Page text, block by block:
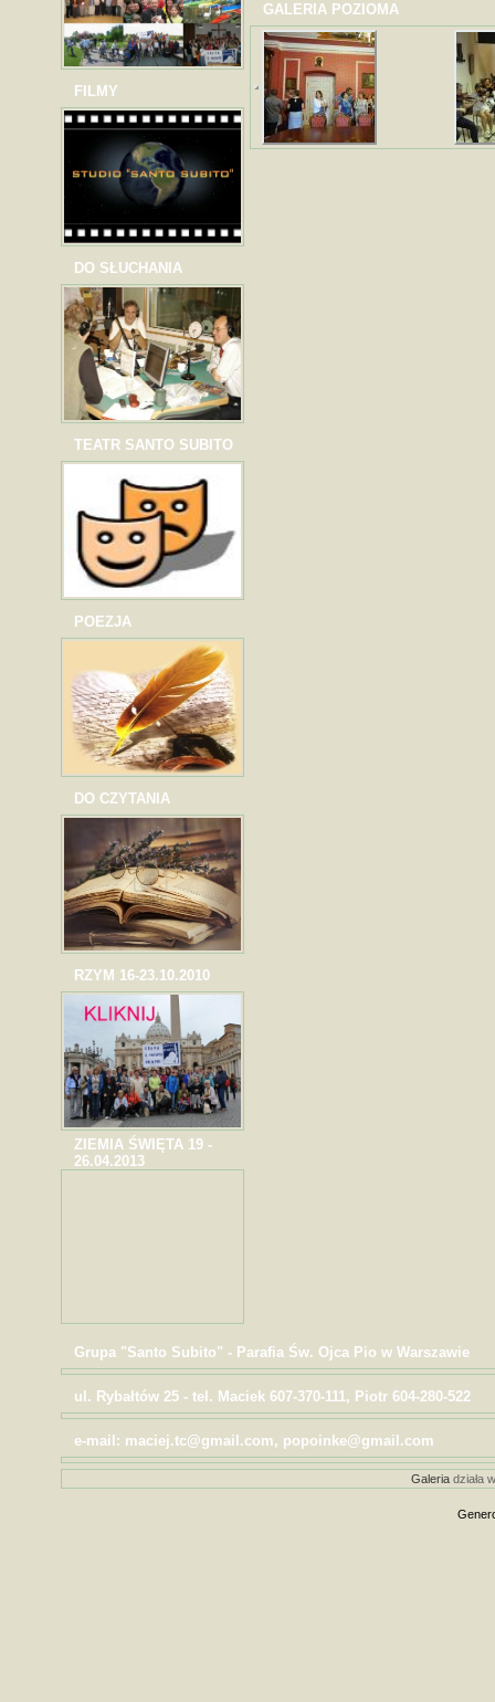
FILMY
DO SŁUCHANIA
TEATR SANTO SUBITO
POEZJA
DO CZYTANIA
RZYM 16-23.10.2010
ZIEMIA ŚWIĘTA 19 -
26.04.2013
GALERIA POZIOMA
Grupa "Santo Subito" - Parafia Św. Ojca Pio w Warszawie
ul. Rybałtów 25 - tel. Maciek 607-370-111, Piotr 604-280-522
e-mail: maciej.tc@gmail.com, popoinke@gmail.com
Galeriadziała